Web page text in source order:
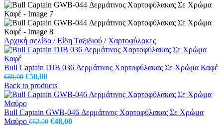
Αρχική σελίδα / Είδη Ταξιδιού / Χαρτοφύλακες
Bull Captain DJB 036 Δερμάτινος Χαρτοφύλακας Σε Χρώμα Καφέ
€69,00 Original
price
was:
€69,00.
€50,00Η
τρέχουσα
τιμή
€50,00.
Back to products
Bull Captain GWB-046 Δερμάτινος Χαρτοφύλακας Σε Χρώμα
Μαύρο €62,00 Original
€48,00Η